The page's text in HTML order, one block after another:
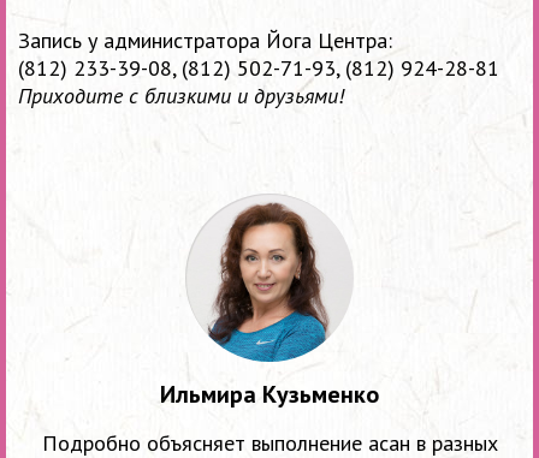
Запись у администратора Йога Центра:
(812) 233-39-08, (812) 502-71-93,(812) 924-28-81
Приходите с близкими и друзьями!
Ильмира Кузьменко
Подробно объясняет выполнение асан в разных